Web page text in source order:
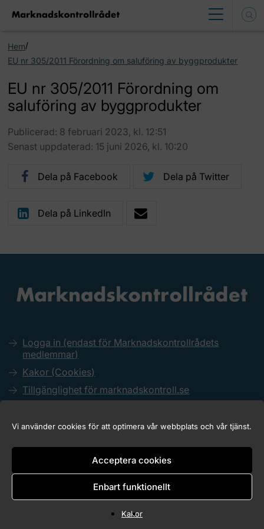
Vi använder cookies för att optimera vår webbplats och vår tjänst.
Acceptera cookies
Enbart funktionellt
Kakor
Hem/
EU nr 305/2011 Förordning om saluföring av byggprodukter
EU nr 305/2011 Förordning om
saluföring av byggprodukter
Publicerad: 8 februari 2023, kl. 12:51
Senast uppdaterad: 15 juni 2026, kl. 10:20
Dela på Facebook Dela på Twitter
Dela på LinkedIn
Logga in (endast för Marknadskontrollrådets
medlemmar)
Kakor (Cookies)
Tillgänglighet för marknadskontroll.se
Copyright © 2026 Marknadskontrollrådet